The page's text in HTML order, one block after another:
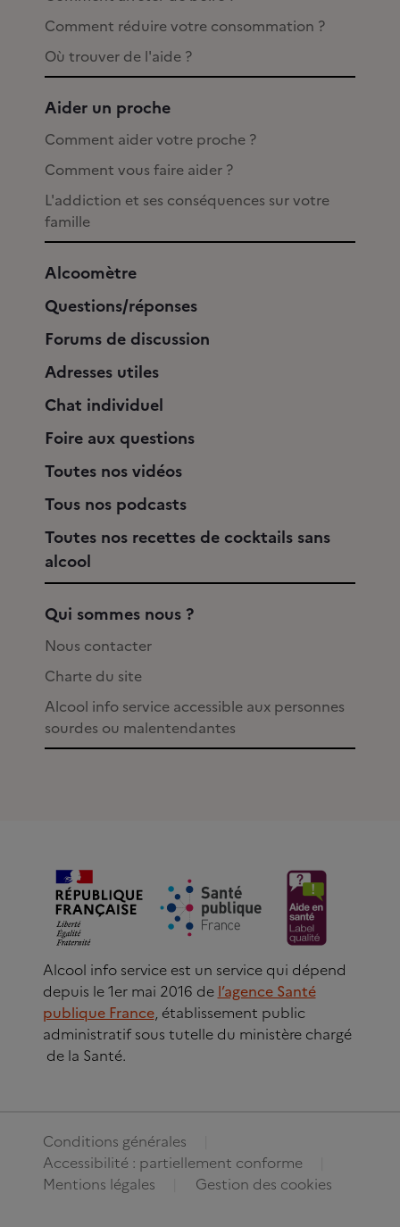
Comment réduire votre consommation ?
Où trouver de l'aide ?
Aider un proche
Comment aider votre proche ?
Comment vous faire aider ?
L'addiction et ses conséquences sur votre
famille
Alcoomètre
Questions/réponses
Forums de discussion
Adresses utiles
Chat individuel
Foire aux questions
Toutes nos vidéos
Tous nos podcasts
Toutes nos recettes de cocktails sans
alcool
Qui sommes nous ?
Nous contacter
Charte du site
Alcool info service accessible aux personnes
sourdes ou malentendantes
Alcool info service est un service qui dépend
depuis le 1er mai 2016 de l’agence Santé
publique France, établissement public
administratif sous tutelle du ministère chargé
de la Santé.
Conditions générales
Accessibilité : partiellement conforme
Mentions légales
Gestion des cookies